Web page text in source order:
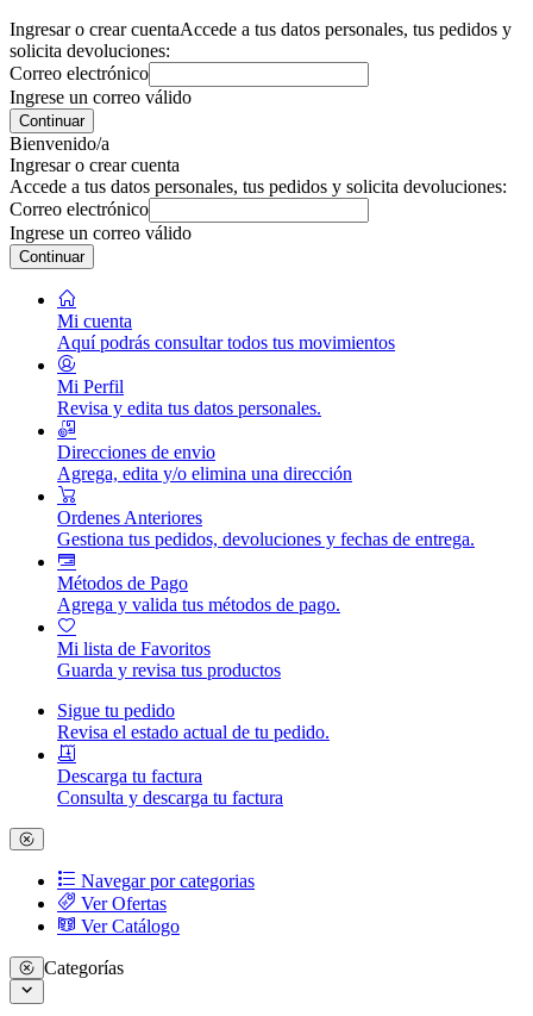
Ingresar o crear cuentaAccede a tus datos personales, tus pedidos y
solicita devoluciones:
Correo electrónico
Ingrese un correo válido
Continuar
Bienvenido/a
Ingresar o crear cuenta
Accede a tus datos personales, tus pedidos y solicita devoluciones:
Correo electrónico
Ingrese un correo válido
Continuar
Mi cuenta
Aquí podrás consultar todos tus movimientos
Mi Perfil
Revisa y edita tus datos personales.
Direcciones de envio
Agrega, edita y/o elimina una dirección
Ordenes Anteriores
Gestiona tus pedidos, devoluciones y fechas de entrega.
Métodos de Pago
Agrega y valida tus métodos de pago.
Mi lista de Favoritos
Guarda y revisa tus productos
Sigue tu pedido
Revisa el estado actual de tu pedido.
Descarga tu factura
Consulta y descarga tu factura
Navegar por categorias
Ver Ofertas
Ver Catálogo
Categorías